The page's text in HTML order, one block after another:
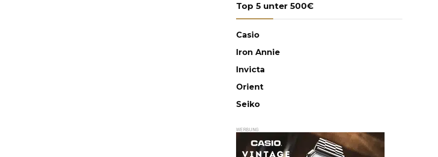
Top 5 unter 500€
Casio
Iron Annie
Invicta
Orient
Seiko
WERBUNG